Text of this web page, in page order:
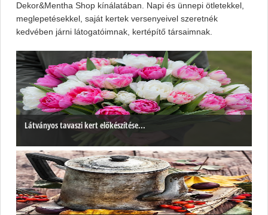
Dekor&Mentha Shop kínálatában. Napi és ünnepi ötletekkel,
meglepetésekkel, saját kertek versenyeivel szeretnék
kedvében járni látogatóimnak, kertépítő társaimnak.
Látványos tavaszi kert előkészítése...